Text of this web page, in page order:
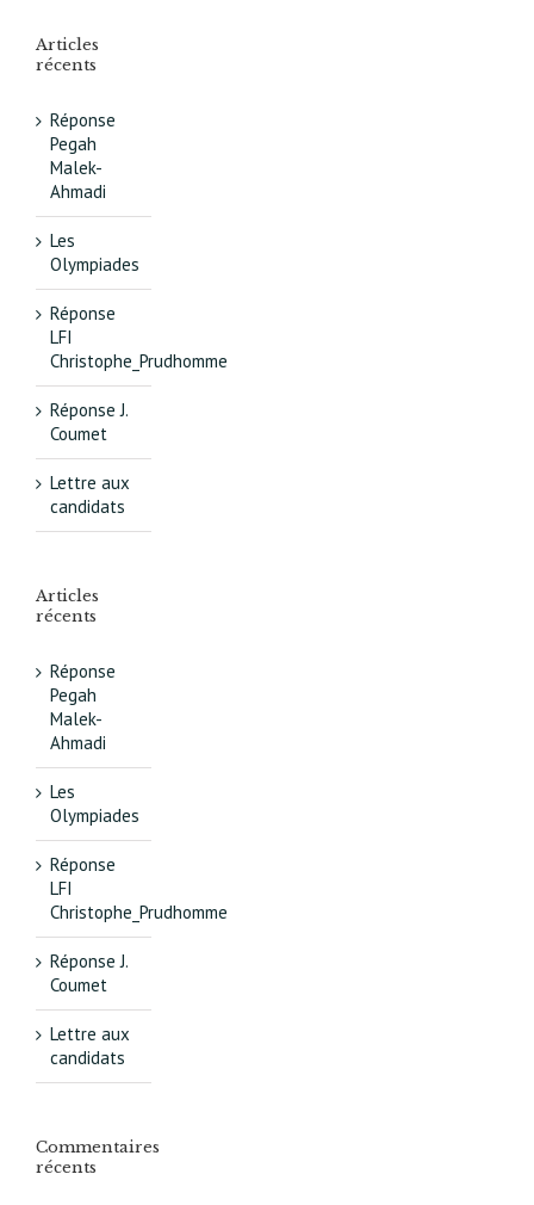
Articles
récents
Réponse
Pegah
Malek-
Ahmadi
Les
Olympiades
Réponse
LFI
Christophe_Prudhomme
Réponse J.
Coumet
Lettre aux
candidats
Articles
récents
Réponse
Pegah
Malek-
Ahmadi
Les
Olympiades
Réponse
LFI
Christophe_Prudhomme
Réponse J.
Coumet
Lettre aux
candidats
Commentaires
récents